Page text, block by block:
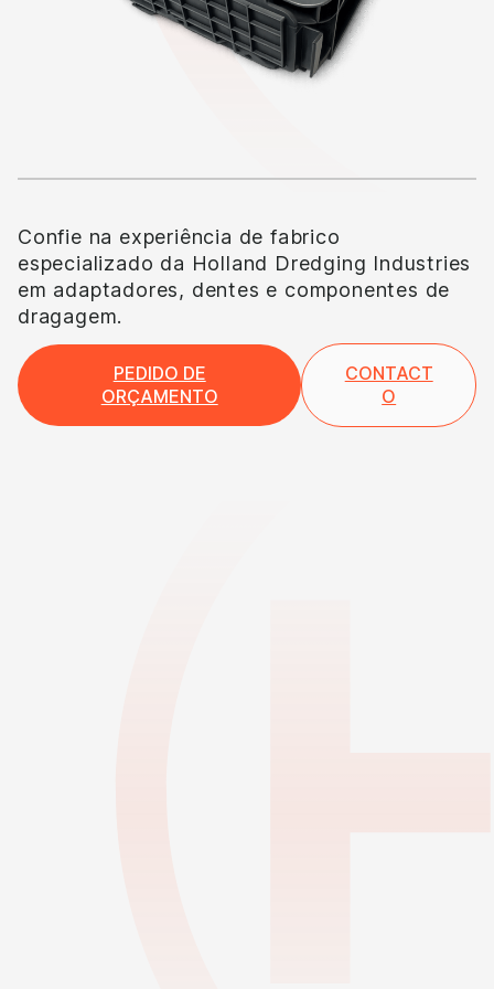
Confie na experiência de fabrico
especializado da Holland Dredging Industries
em adaptadores, dentes e componentes de
dragagem.
PEDIDO DE
ORÇAMENTO
CONTACT
O